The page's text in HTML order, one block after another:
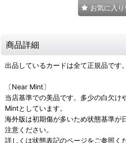
お気に入
商品詳細
出品しているカードは全て正規品です。
〔Near Mint〕
当店基準での美品です。多少の白欠け
Mintとしています。
海外版は初期傷が多いため状態基準が
注意ください。
詳しくは状態表記のページをご参照く